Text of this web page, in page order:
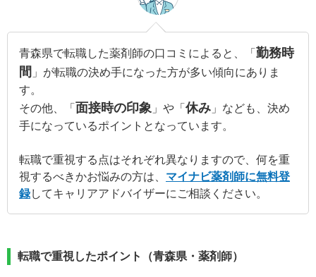
青森県で転職した薬剤師の口コミによると、「 勤務時
間 」が転職の決め手になった方が多い傾向にありま
す。
その他、「 面接時の印象 」や「 休み 」なども、決め
手になっているポイントとなっています。
転職で重視する点はそれぞれ異なりますので、何を重
視するべきかお悩みの方は、 マイナビ薬剤師に無料登
録してキャリアアドバイザーにご相談ください。
転職で重視したポイント（青森県・薬剤師）